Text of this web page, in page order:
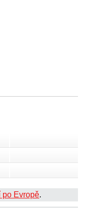
po Evropě.